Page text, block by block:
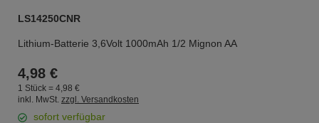
LS14250CNR
Lithium-Batterie 3,6Volt 1000mAh 1/2 Mignon AA
4,98 €
1 Stück = 4, 98 €
inkl. MwSt. zzgl. Versandkosten
sofort verfügbar